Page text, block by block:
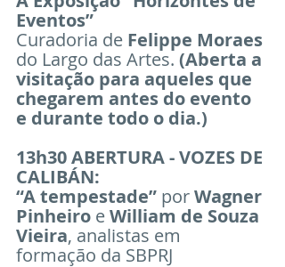
Eventos”
Curadoria de Felippe Moraes
do Largo das Artes. (Aberta a
visitação para aqueles que
chegarem antes do evento
e durante todo o dia.)
13h30 ABERTURA - VOZES DE
CALIBÁN:
“A tempestade” por Wagner
Pinheiro e William de Souza
Vieira, analistas em
formação da SBPRJ